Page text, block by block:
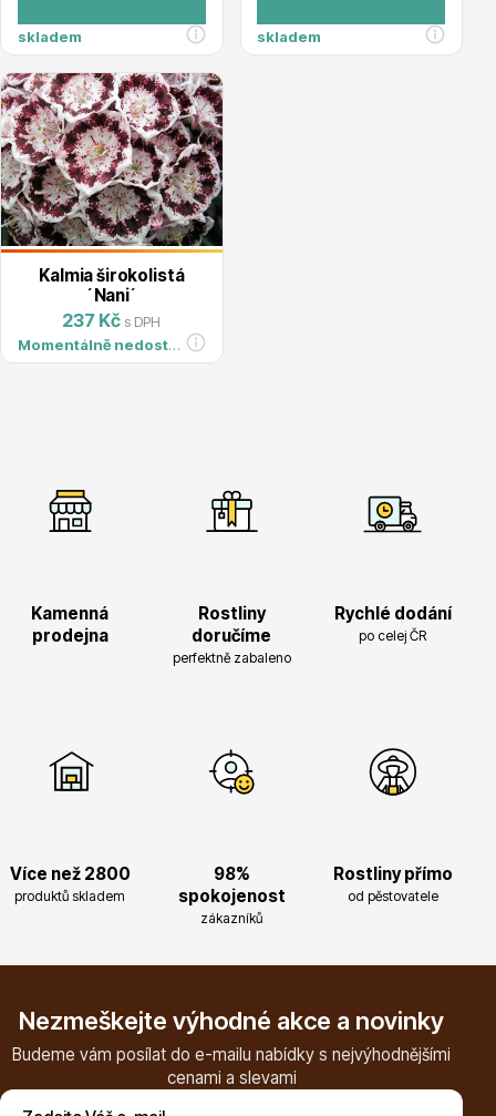
Hortenzie
Azalky a rododendrony
Substráty, hnojiva, kůra
Trvalky
skladem skladem
Kalmia širokolistá
´Nani´
237 Kč s DPH
Momentálně nedostupné
Kamenná
prodejna
Rostliny
doručíme
perfektně zabaleno
Rychlé dodání
po celej ČR
Více než 2800
produktů skladem
98%
spokojenost
zákazníků
Rostliny přímo
od pěstovatele
Nezmeškejte výhodné akce a novinky
Budeme vám posílat do e-mailu nabídky s nejvýhodnějšími
cenami a slevami